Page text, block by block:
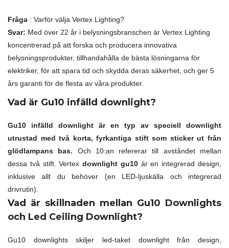
Fråga : Varför välja Vertex Lighting?
Svar: Med över 22 år i belysningsbranschen är Vertex Lighting
koncentrerad på att forska och producera innovativa
belysningsprodukter, tillhandahålla de bästa lösningarna för
elektriker, för att spara tid och skydda deras säkerhet, och ger 5
års garanti för de flesta av våra produkter.
Vad är Gu10 infälld downlight?
Gu10 infälld downlight är en typ av speciell downlight
utrustad med två korta, fyrkantiga stift som sticker ut från
glödlampans bas. Och 10:an refererar till avståndet mellan
dessa två stift. Vertexdownlight gu10är en integrerad design,
inklusive allt du behöver (en LED-ljuskälla och integrerad
drivrutin).
Vad är skillnaden mellan Gu10 Downlights
och Led Ceiling Downlight?
Gu10 downlights skiljer led-taket downlight från design,